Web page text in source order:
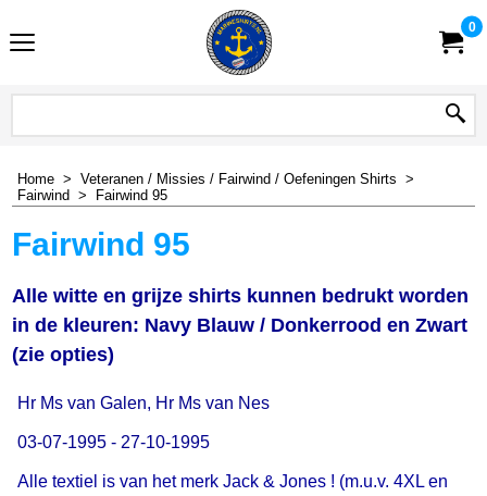
0
Home > Veteranen / Missies / Fairwind / Oefeningen Shirts >
Fairwind > Fairwind 95
Fairwind 95
Alle witte en grijze shirts kunnen bedrukt worden
in de kleuren: Navy Blauw / Donkerrood en Zwart
(zie opties)
Hr Ms van Galen, Hr Ms van Nes
03-07-1995 - 27-10-1995
Alle textiel is van het merk Jack & Jones ! (m.u.v. 4XL en